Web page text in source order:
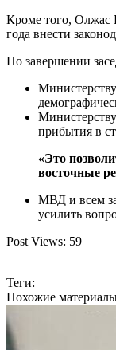
Кроме того, Олжас
года внести
По завершении
прибытия в
«Это
восточные
МВД и всем
усилить
Post Views: 59
Теги:
Похожие